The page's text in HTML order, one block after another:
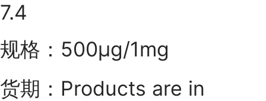
7.4
规格：500μg/1mg
货期：Products are in